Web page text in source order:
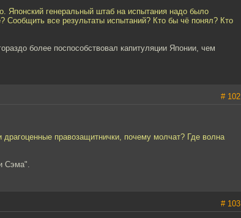
Японский генеральный штаб на испытания надо было
Сообщить все результаты испытаний? Кто бы чё понял? Кто
более поспособствовал капитуляции Японии, чем
# 102
правозащитнички, почему молчат? Где волна
Сэма".
# 103